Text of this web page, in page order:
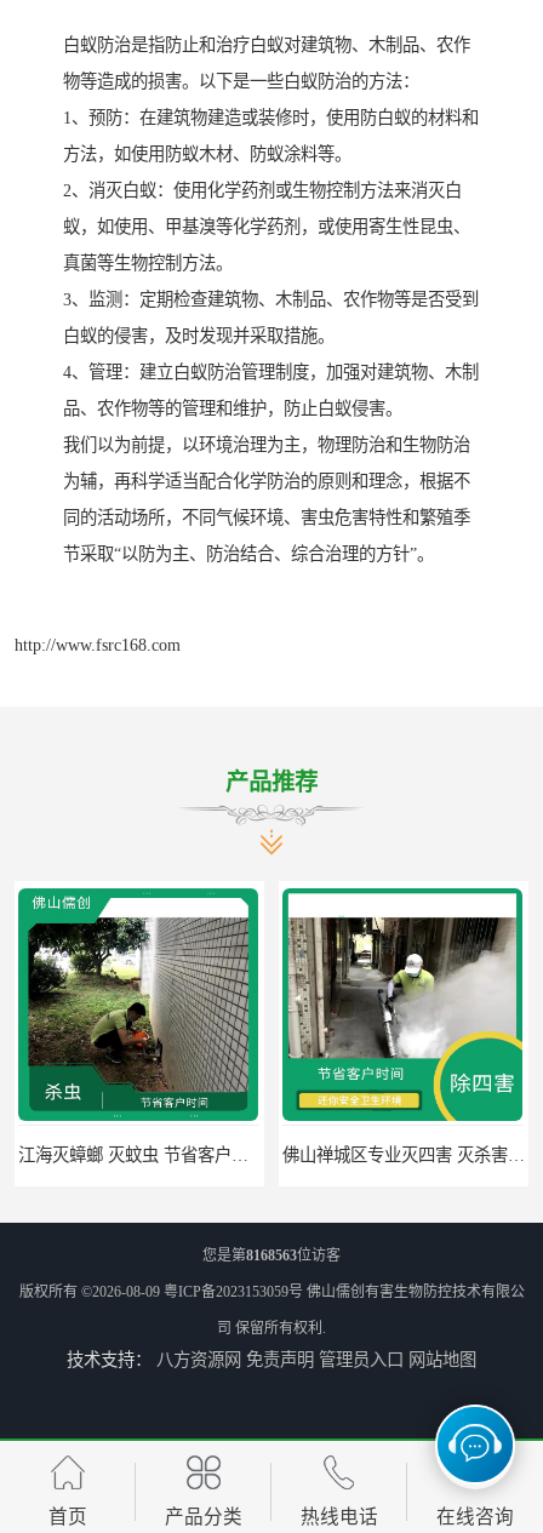
白蚁防治是指防止和治疗白蚁对建筑物、木制品、农作
物等造成的损害。以下是一些白蚁防治的方法：
1、预防：在建筑物建造或装修时，使用防白蚁的材料和
方法，如使用防蚁木材、防蚁涂料等。
2、消灭白蚁：使用化学药剂或生物控制方法来消灭白
蚁，如使用、甲基溴等化学药剂，或使用寄生性昆虫、
真菌等生物控制方法。
3、监测：定期检查建筑物、木制品、农作物等是否受到
白蚁的侵害，及时发现并采取措施。
4、管理：建立白蚁防治管理制度，加强对建筑物、木制
品、农作物等的管理和维护，防止白蚁侵害。
我们以为前提，以环境治理为主，物理防治和生物防治
为辅，再科学适当配合化学防治的原则和理念，根据不
同的活动场所，不同气候环境、害虫危害特性和繁殖季
节采取“以防为主、防治结合、综合治理的方针”。
http://www.fsrc168.com
产品推荐
江海灭蟑螂 灭蚊虫 节省客户时间 佛山禅城区专业灭四害 灭杀害虫 根据现场情况定制中害方案
高明区明城镇消毒价格 病媒生物防治 因地制宜地给出处理方案
您是第8168563位访客
版权所有 ©2026-08-09 粤ICP备2023153059号 佛山儒创有害生物防控技术有限公
司 保留所有权利.
技术支持： 八方资源网 免责声明 管理员入口 网站地图
首页 产品分类 热线电话 在线咨询